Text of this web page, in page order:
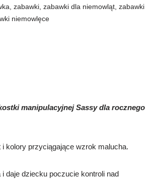
, zabawki, zabawki dla niemowląt, zabawki
niemowlęce
manipulacyjnej Sassy dla rocznego
i kolory przyciągające wzrok malucha.
daje dziecku poczucie kontroli nad